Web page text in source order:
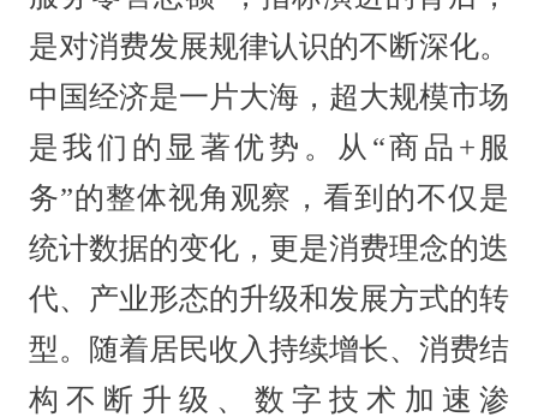
是对消费发展规律认识的不断深化。
中国经济是一片大海，超大规模市场
是我们的显著优势。从“商品+服
务”的整体视角观察，看到的不仅是
统计数据的变化，更是消费理念的迭
代、产业形态的升级和发展方式的转
型。随着居民收入持续增长、消费结
构不断升级、数字技术加速渗